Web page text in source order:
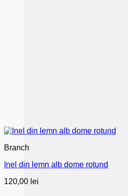
Branch
Inel din lemn alb dome rotund
120,00 lei